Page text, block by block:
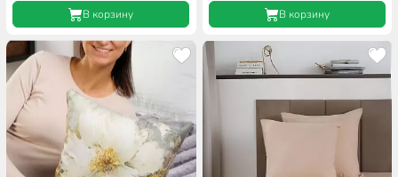
В корзину В корзину